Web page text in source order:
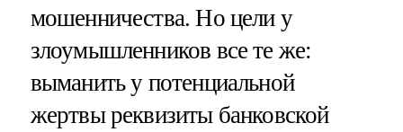
мошенничества. Но цели у
злоумышленников все те же:
выманить у потенциальной
жертвы реквизиты банковской